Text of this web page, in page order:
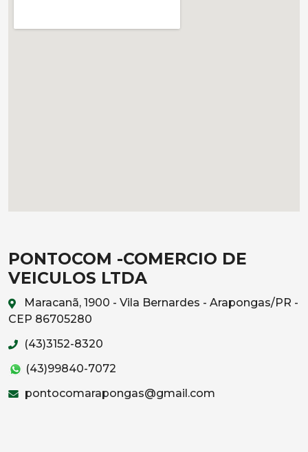
PONTOCOM -COMERCIO DE
VEICULOS LTDA
Maracanã, 1900 - Vila Bernardes - Arapongas/PR -
CEP 86705280
(43)3152-8320
(43)99840-7072
pontocomarapongas@gmail.com